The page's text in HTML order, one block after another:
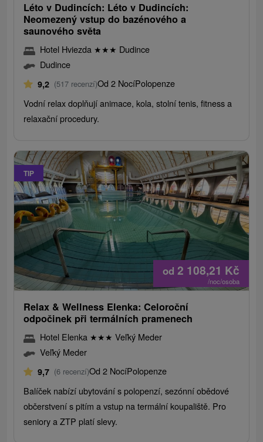
Léto v Dudincích: Léto v Dudincích:
Neomezený vstup do bazénového a
saunového světa
Hotel Hviezda ★★★ Dudince
Dudince
9,2 (517 recenzí)Od 2 NocíPolopenze
Vodní relax doplňují animace, kola, stolní tenis, fitness a
relaxační procedury.
TIP
od 2 108,21 Kč
/noc/osoba
Relax & Wellness Elenka: Celoroční
odpočinek při termálních pramenech
Hotel Elenka ★★★ Veľký Meder
Veľký Meder
9,7 (6 recenzí)Od 2 NocíPolopenze
Balíček nabízí ubytování s polopenzí, sezónní obědové
občerstvení s pitím a vstup na termální koupaliště. Pro
seniory a ZTP platí slevy.